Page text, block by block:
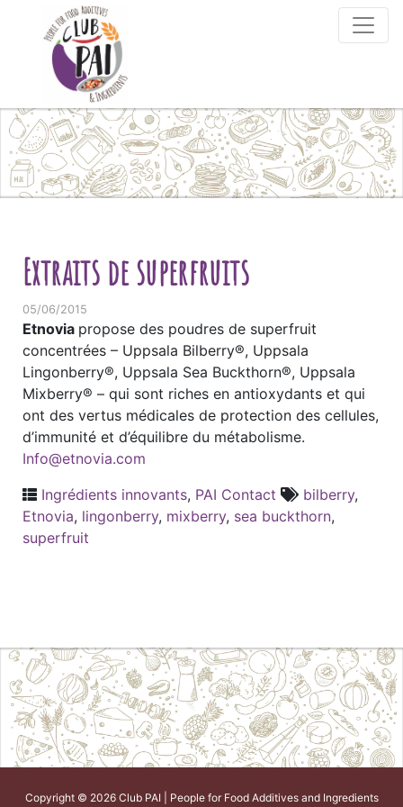
Skip to content
Extraits de superfruits
05/06/2015
Etnovia propose des poudres de superfruit
concentrées – Uppsala Bilberry®, Uppsala
Lingonberry®, Uppsala Sea Buckthorn®, Uppsala
Mixberry® – qui sont riches en antioxydants et qui
ont des vertus médicales de protection des cellules,
d’immunité et d’équilibre du métabolisme.
Info@etnovia.com
Ingrédients innovants, PAI Contact bilberry,
Etnovia, lingonberry, mixberry, sea buckthorn,
superfruit
Copyright © 2026 Club PAI | People for Food Additives and Ingredients